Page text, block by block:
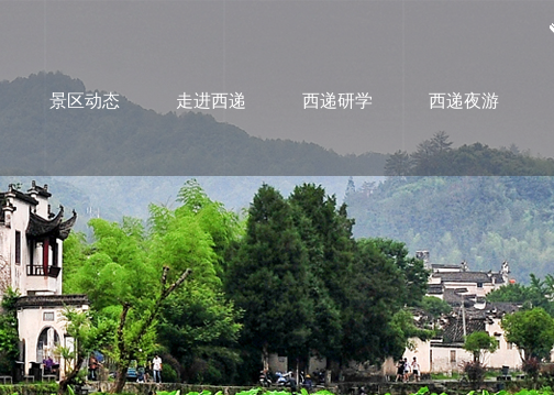
景区动态 走进西递 西递研学 西递夜游